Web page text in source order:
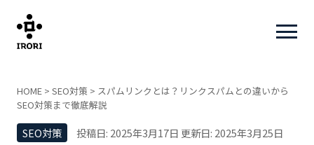
HOME > SEO対策 > スパムリンクとは？リンクスパムとの違いから
SEO対策まで徹底解説
SEO対策 投稿日: 2025年3月17日 更新日: 2025年3月25日